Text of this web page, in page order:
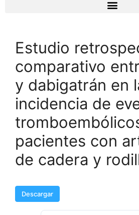
Estudio
comparativo
y dabigatrán en
incidencia de
pacientes con
de cadera y
Descargar